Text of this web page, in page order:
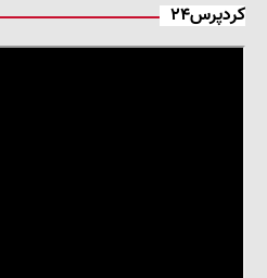
کردپرس۲۴